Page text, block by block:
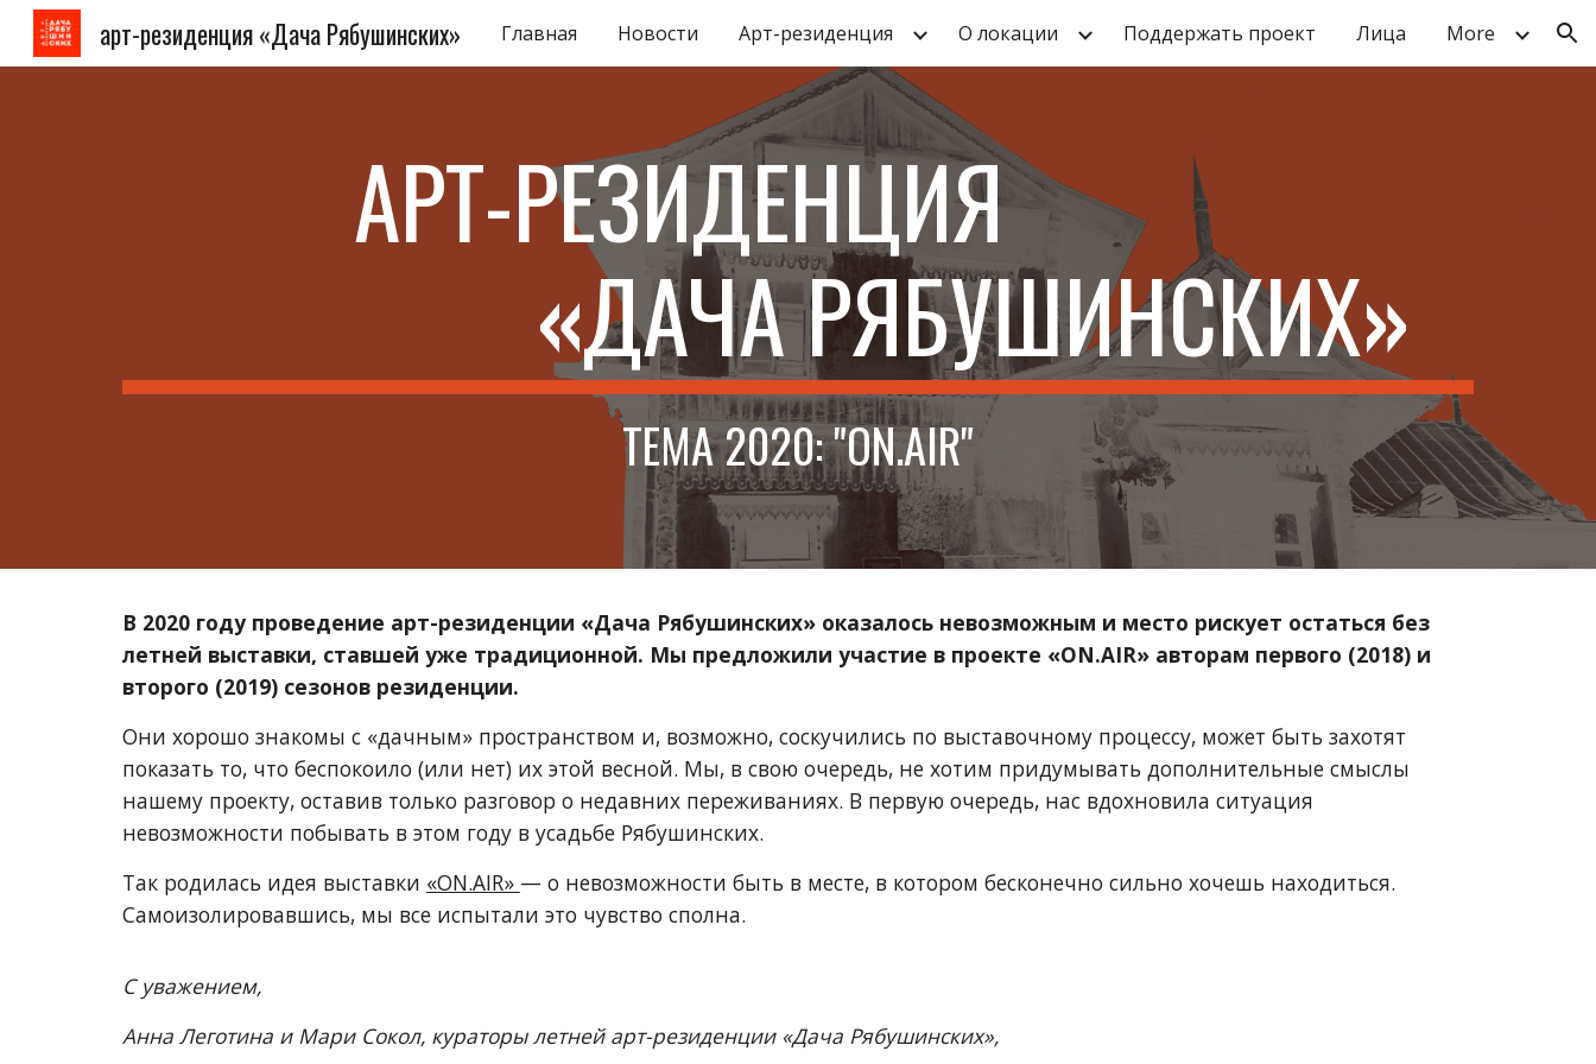
Skip to main content Skip to navigation
арт-резиденция «Дача Рябушинских» Главная Новости Арт-резиденция О локации Поддержать проект Лица More
АРТ-РЕЗИДЕНЦИЯ
«ДАЧА РЯБУШИНСКИХ»
ТЕМА 2020: "ON.AIR"
В 2020 году проведение арт-резиденции «Дача Рябушинских» оказалось невозможным и место рискует остаться без
летней выставки, ставшей уже традиционной. Мы предложили участие в проекте «ON.AIR» авторам первого (2018) и
второго (2019) сезонов резиденции.
Они хорошо знакомы с «дачным» пространством и, возможно, соскучились по выставочному процессу, может быть захотят
показать то, что беспокоило (или нет) их этой весной. Мы, в свою очередь, не хотим придумывать дополнительные смыслы
нашему проекту, оставив только разговор о недавних переживаниях. В первую очередь, нас вдохновила ситуация
невозможности побывать в этом году в усадьбе Рябушинских.
Так родилась идея выставки «ON.AIR» — о невозможности быть в месте, в котором бесконечно сильно хочешь находиться.
Самоизолировавшись, мы все испытали это чувство сполна.
С уважением,
Анна Леготина и Мари Сокол, кураторы летней арт-резиденции «Дача Рябушинских»,